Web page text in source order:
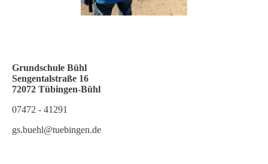
Grundschule Bühl
Sengentalstraße 16
72072 Tübingen-Bühl
07472 - 41291
gs.buehl@tuebingen.de